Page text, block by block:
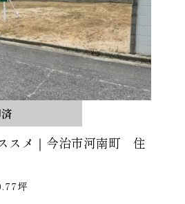
スメ｜今治市河南町 住
坪